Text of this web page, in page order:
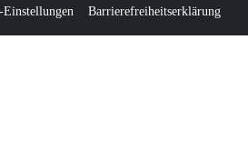
Einstellungen Barrierefreiheitserklärung